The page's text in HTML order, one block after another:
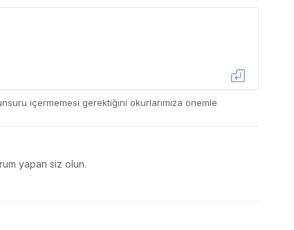
içermemesi gerektiğini okurlarımıza önemle
yapan siz olun.